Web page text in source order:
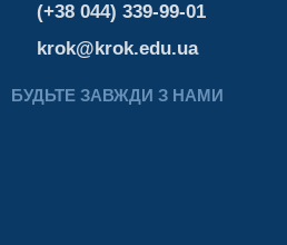
(+38 044) 339-99-01
krok@krok.edu.ua
БУДЬТЕ ЗАВЖДИ З НАМИ